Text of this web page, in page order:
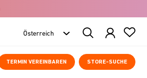
Search
Products
TERMIN VEREINBAREN STORE-SUCHE